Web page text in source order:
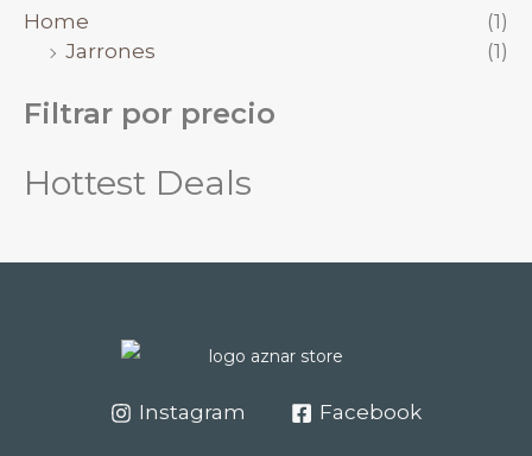
Home
(1)
Jarrones
(1)
Filtrar por precio
Hottest Deals
Instagram Facebook